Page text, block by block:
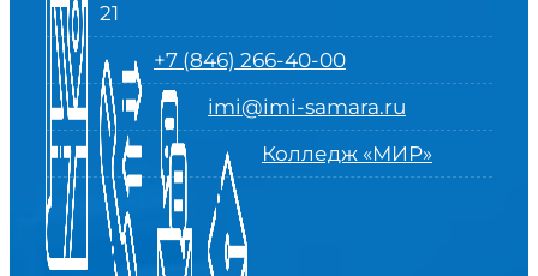
21
+7 (846) 266-40-00
imi@imi-samara.ru
Колледж «МИР»